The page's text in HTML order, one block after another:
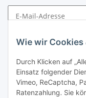
Wie wir Cookies
Durch Klicken auf
Einsatz folgender
Vimeo, ReCaptcha,
Ratenzahlung. Sie
Gesetzliche